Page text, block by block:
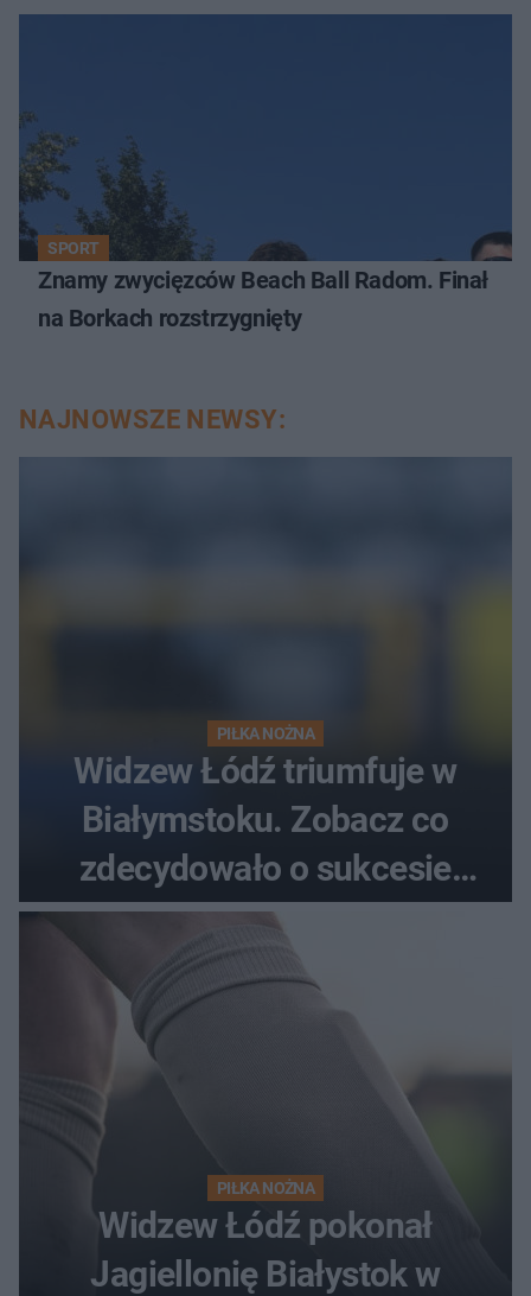
SPORT
Znamy zwycięzców Beach Ball Radom. Finał
na Borkach rozstrzygnięty
NAJNOWSZE NEWSY:
PIŁKA NOŻNA
Widzew Łódź triumfuje w
Białymstoku. Zobacz co
zdecydowało o sukcesie
gości
PIŁKA NOŻNA
Widzew Łódź pokonał
Jagiellonię Białystok w